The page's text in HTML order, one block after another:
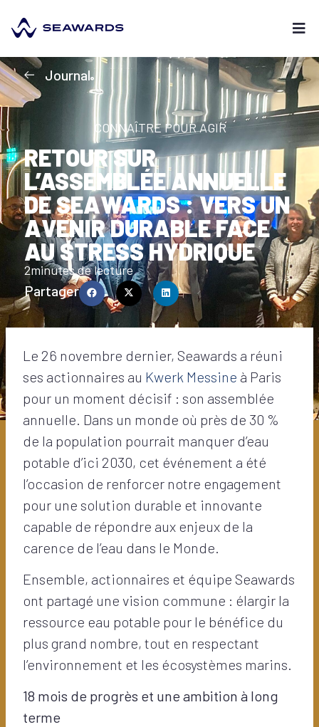
Journal
CONNAÎTRE POUR AGIR
RETOUR SUR
L’ASSEMBLÉE ANNUELLE
DE SEAWARDS : VERS UN
AVENIR DURABLE FACE
AU STRESS HYDRIQUE
2minutes de lecture
Partager
Le 26 novembre dernier, Seawards a réuni
ses actionnaires au Kwerk Messine à Paris
pour un moment décisif : son assemblée
annuelle. Dans un monde où près de 30 %
de la population pourrait manquer d’eau
potable d’ici 2030, cet événement a été
l’occasion de renforcer notre engagement
pour une solution durable et innovante
capable de répondre aux enjeux de la
carence de l’eau dans le Monde.
Ensemble, actionnaires et équipe Seawards
ont partagé une vision commune : élargir la
ressource eau potable pour le bénéfice du
plus grand nombre, tout en respectant
l’environnement et les écosystèmes marins.
18 mois de progrès et une ambition à long
terme